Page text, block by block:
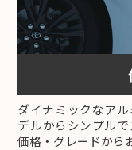
ダイナミックなア
デルからシンプル
価格・グレードから